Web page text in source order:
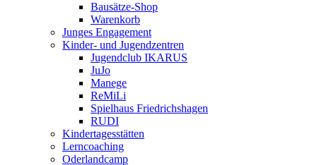
Bausätze-Shop
Warenkorb
Junges Engagement
Kinder- und Jugendzentren
Jugendclub IKARUS
JuJo
Manege
ReMiLi
Spielhaus Friedrichshagen
RUDI
Kindertagesstätten
Lerncoaching
Oderlandcamp